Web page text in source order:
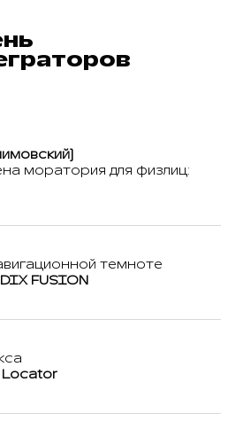
моратория для физлиц:
темноте
FUSION
Locator